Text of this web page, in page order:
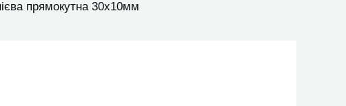
прямокутна 30х10мм